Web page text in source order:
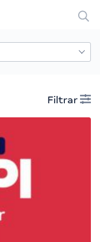
Filtrar